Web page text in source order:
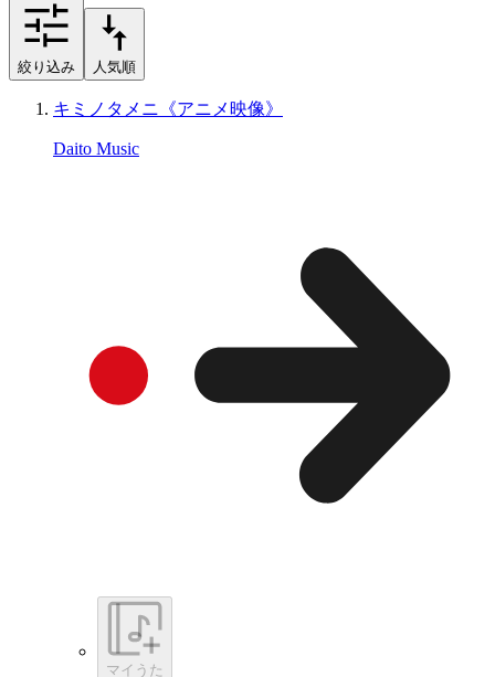
絞り込み 人気順
キミノタメニ《アニメ映像》
Daito Music
マイうた